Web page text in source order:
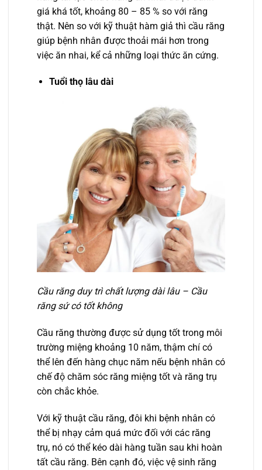
giá khá tốt, khoảng 80 – 85 % so với răng
thật. Nên so với kỹ thuật hàm giả thì cầu răng
giúp bệnh nhân được thoải mái hơn trong
việc ăn nhai, kể cả những loại thức ăn cứng.
Tuổi thọ lâu dài
Cầu răng duy trì chất lượng dài lâu – Cầu
răng sứ có tốt không
Cầu răng thường được sử dụng tốt trong môi
trường miệng khoảng 10 năm, thậm chí có
thể lên đến hàng chục năm nếu bệnh nhân có
chế độ chăm sóc răng miệng tốt và răng trụ
còn chắc khỏe.
Với kỹ thuật cầu răng, đôi khi bệnh nhân có
thể bị nhạy cảm quá mức đối với các răng
trụ, nó có thể kéo dài hàng tuần sau khi hoàn
tất cầu răng. Bên cạnh đó, việc vệ sinh răng